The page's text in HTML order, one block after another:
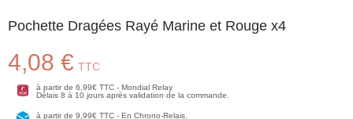
Pochette Dragées Rayé Marine et Rouge x4
4,08 € TTC
à partir de 6,99€ TTC - Mondial Relay
Délais 8 à 10 jours après validation de la commande.
à partir de 9,99€ TTC - En Chrono-Relais.